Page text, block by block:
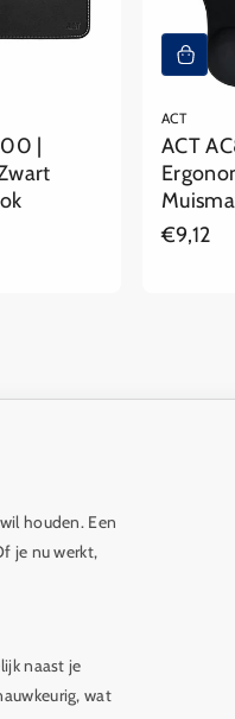
|
ACT
ACT
Reguliere
€9,12
houden. Een
je nu werkt,
naast je
wat